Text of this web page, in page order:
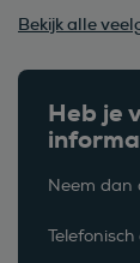
Heb je
Neem dan
Bekijk alle